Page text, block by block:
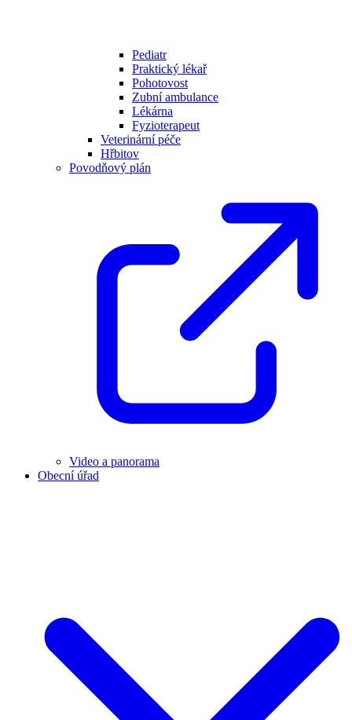
Pediatr
Praktický lékař
Pohotovost
Zubní ambulance
Lékárna
Fyzioterapeut
Veterinární péče
Hřbitov
Povodňový plán
Video a panorama
Obecní úřad